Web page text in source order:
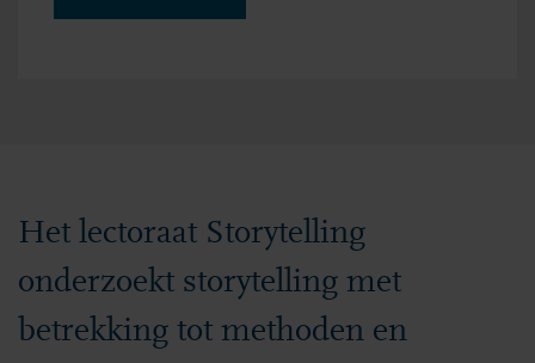
Het lectoraat Storytelling
onderzoekt storytelling met
betrekking tot methoden en